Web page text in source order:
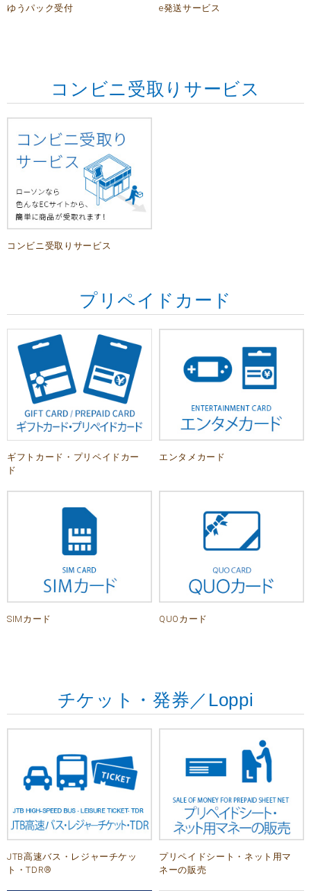
ゆうパック受付 e発送サービス
コンビニ受取りサービス
コンビニ受取りサービス
プリペイドカード
ギフトカード・プリペイドカー
ド
エンタメカード
SIMカード QUOカード
チケット・発券／Loppi
JTB高速バス・レジャーチケッ
ト・TDR®
プリペイドシート・ネット用マ
ネーの販売